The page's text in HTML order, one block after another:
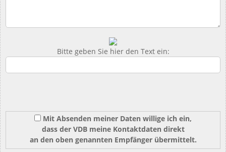
Bitte geben Sie hier den Text ein:
Mit Absenden meiner Daten willige ich ein,
dass der VDB meine Kontaktdaten direkt
an den oben genannten Empfänger übermittelt.